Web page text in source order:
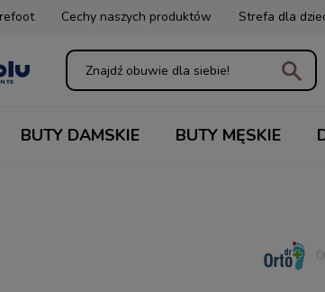
Cechy naszych produktów Strefa dla
BUTY DAMSKIE BUTY MĘSKIE